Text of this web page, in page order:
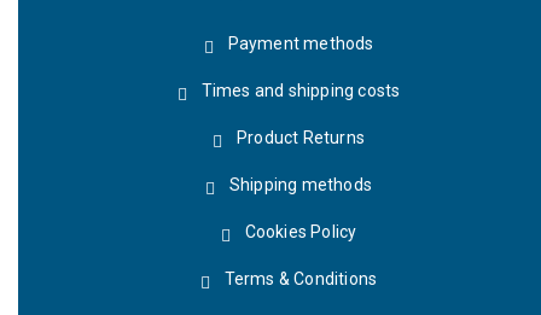
Payment methods
Times and shipping costs
Product Returns
Shipping methods
Cookies Policy
Terms & Conditions